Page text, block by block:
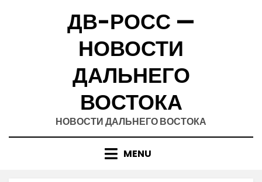
ДВ-РОСС —
НОВОСТИ
ДАЛЬНЕГО
ВОСТОКА
НОВОСТИ ДАЛЬНЕГО ВОСТОКА
MENU